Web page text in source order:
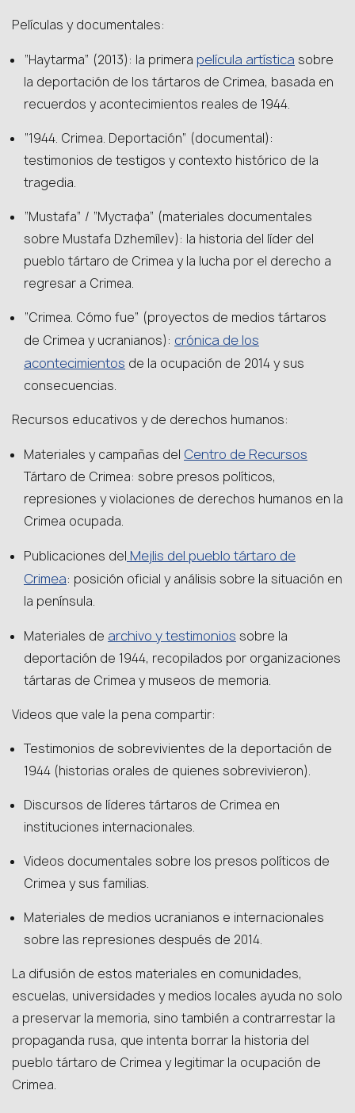
Películas y documentales:
“Haytarma” (2013): la primera película artística sobre
la deportación de los tártaros de Crimea, basada en
recuerdos y acontecimientos reales de 1944.
“1944. Crimea. Deportación” (documental):
testimonios de testigos y contexto histórico de la
tragedia.
“Mustafa” / “Мустафа” (materiales documentales
sobre Mustafa Dzhemílev): la historia del líder del
pueblo tártaro de Crimea y la lucha por el derecho a
regresar a Crimea.
“Crimea. Cómo fue” (proyectos de medios tártaros
de Crimea y ucranianos): crónica de los
acontecimientos de la ocupación de 2014 y sus
consecuencias.
Recursos educativos y de derechos humanos:
Materiales y campañas del Centro de Recursos
Tártaro de Crimea: sobre presos políticos,
represiones y violaciones de derechos humanos en la
Crimea ocupada.
Publicaciones del Mejlis del pueblo tártaro de
Crimea: posición oficial y análisis sobre la situación en
la península.
Materiales de archivo y testimonios sobre la
deportación de 1944, recopilados por organizaciones
tártaras de Crimea y museos de memoria.
Videos que vale la pena compartir:
Testimonios de sobrevivientes de la deportación de
1944 (historias orales de quienes sobrevivieron).
Discursos de líderes tártaros de Crimea en
instituciones internacionales.
Videos documentales sobre los presos políticos de
Crimea y sus familias.
Materiales de medios ucranianos e internacionales
sobre las represiones después de 2014.
La difusión de estos materiales en comunidades,
escuelas, universidades y medios locales ayuda no solo
a preservar la memoria, sino también a contrarrestar la
propaganda rusa, que intenta borrar la historia del
pueblo tártaro de Crimea y legitimar la ocupación de
Crimea.